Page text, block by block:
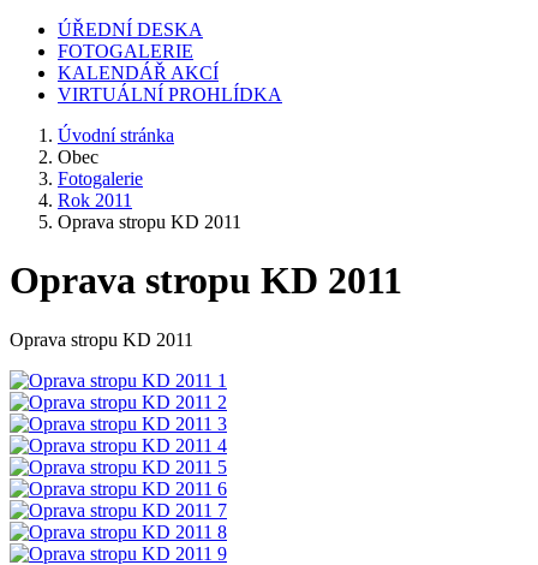
ÚŘEDNÍ DESKA
FOTOGALERIE
KALENDÁŘ AKCÍ
VIRTUÁLNÍ PROHLÍDKA
Úvodní stránka
Obec
Fotogalerie
Rok 2011
Oprava stropu KD 2011
Oprava stropu KD 2011
Oprava stropu KD 2011